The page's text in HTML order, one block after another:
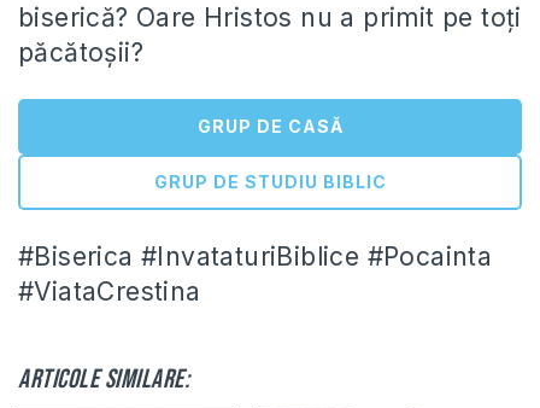
biserică? Oare Hristos nu a primit pe toți
păcătoșii?
GRUP DE CASĂ
GRUP DE STUDIU BIBLIC
#Biserica #InvataturiBiblice #Pocainta
#ViataCrestina
Articole similare: